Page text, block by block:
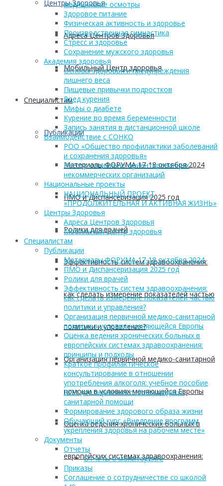
Центры Здоровья
Адреса Центров Здоровья
Мобильный Центр здоровья
Cпециалистам
Публикации
Материалы ФОРУМА 17-18 октября 2024
ПМО и Диспансеризация 2025 год
Ролики для врачей
Эффективность систем здравоохранения:
как сделать измерение показателей частью
политики и управления?
Организация первичной медико-санитарной
помощи в условиях меняющейся Европы
Оценка ведения хронических больных в
европейских системах здравоохранения:
медицинские осмотры
Здоровое питание
Физическая активность и здоровье
Производственная гимнастика
Стресс и здоровье
Сохранение мужского здоровья
Академия здоровья
Основы здоровья и предупреждения
лишнего веса
Пищевые привычки подростков
Вред курения
Мифы о диабете
Курение во время беременности
Запись занятия в дистанционной школе
Взаимодействие с СОНКО
РОО «Общество профилактики заболеваний
и сохранения здоровья»
Реестр социально ориентированных
некоммерческих организаций
Национальные проекты
НАЦИОНАЛЬНЫЙ ПРОЕКТ
«ПРОДОЛЖИТЕЛЬНАЯ И АКТИВНАЯ ЖИЗНЬ»
Центры Здоровья
Адреса Центров Здоровья
Мобильный Центр здоровья
Cпециалистам
Публикации
Материалы ФОРУМА 17-18 октября 2024
ПМО и Диспансеризация 2025 год
Ролики для врачей
Эффективность систем здравоохранения:
как сделать измерение показателей частью
политики и управления?
Организация первичной медико-санитарной
помощи в условиях меняющейся Европы
Оценка ведения хронических больных в
европейских системах здравоохранения:
принципы и подходы
Краткое профилактическое
консультирование в отношении
употребления алкоголя: учебное пособие
ВОЗ для первичного звена медико-
санитарной помощи
Формирование здорового образа жизни
Обучающий курс «Внедрение программ
укрепления здоровья на рабочем месте»
Документы
Отчеты
Отчеты о мониторинге
Приказы
Соглашение о сотрудничестве со школой